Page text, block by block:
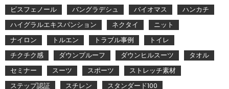
ビスフェノール
バングラデシュ バイオマス
ハンカチ
ハイグラルエキスパンション
ネクタイ
ニット
ナイロン
トルエン トラブル事例
トイレ
チクチク感
ダウンプルーフ ダウンヒルスーツ
タオル
セミナー
スーツ スポーツ
ストレッチ素材
ステップ認証
スチレン スタンダード100